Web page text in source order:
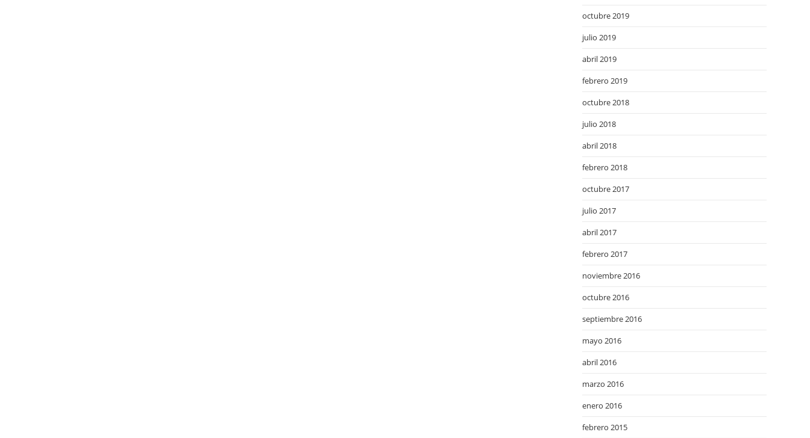
octubre 2019
julio 2019
abril 2019
febrero 2019
octubre 2018
julio 2018
abril 2018
febrero 2018
octubre 2017
julio 2017
abril 2017
febrero 2017
noviembre 2016
octubre 2016
septiembre 2016
mayo 2016
abril 2016
marzo 2016
enero 2016
febrero 2015